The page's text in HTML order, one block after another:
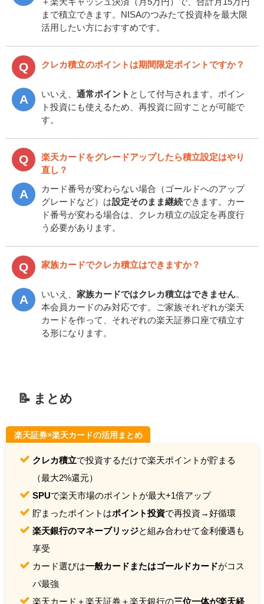
まで積立できます。NISAのつみたて投資枠を最大限
活用したい方におすすめです。
クレカ積立のポイントは期間限定ポイントですか？
いいえ、 通常ポイント として付与されます。ポイン
ト投資にも使えるため、再投資に回すことが可能で
す。
楽天カードをグレードアップしたら積立設定はやり
直し？
カード番号が変わらない場合（ゴールドへのアップ
グレードなど）は設定そのまま継続できます。カー
ド番号が変わる場合は、クレカ積立の設定を再度行
う必要があります。
家族カードでクレカ積立はできますか？
いいえ、 家族カードではクレカ積立はできません
本会員カードのみ対応です。ご家族それぞれが楽天
カードを作って、それぞれの楽天証券口座で積立す
る形になります。
📝 まとめ
楽天証券×楽天カードの活用まとめ
クレカ積立で投資するだけで楽天ポイントが貯まる
（最大2%還元）
SPUで楽天市場のポイントが最大+1倍アップ
貯まったポイントはポイント投資で再投資→好循環
楽天銀行のマネーブリッジ と組み合わせて金利優遇も
享受
カード選びは一般カードまたはゴールドカードがコス
パ最強
楽天カード＋楽天証券＋楽天銀行の三位一体が楽天経